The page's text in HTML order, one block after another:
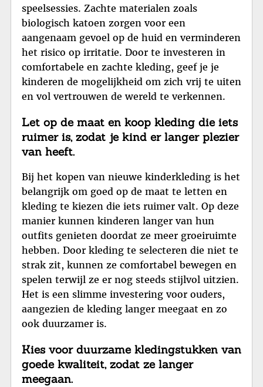
speelsessies. Zachte materialen zoals
biologisch katoen zorgen voor een
aangenaam gevoel op de huid en verminderen
het risico op irritatie. Door te investeren in
comfortabele en zachte kleding, geef je je
kinderen de mogelijkheid om zich vrij te uiten
en vol vertrouwen de wereld te verkennen.
Let op de maat en koop kleding die iets
ruimer is, zodat je kind er langer plezier
van heeft.
Bij het kopen van nieuwe kinderkleding is het
belangrijk om goed op de maat te letten en
kleding te kiezen die iets ruimer valt. Op deze
manier kunnen kinderen langer van hun
outfits genieten doordat ze meer groeiruimte
hebben. Door kleding te selecteren die niet te
strak zit, kunnen ze comfortabel bewegen en
spelen terwijl ze er nog steeds stijlvol uitzien.
Het is een slimme investering voor ouders,
aangezien de kleding langer meegaat en zo
ook duurzamer is.
Kies voor duurzame kledingstukken van
goede kwaliteit, zodat ze langer
meegaan.